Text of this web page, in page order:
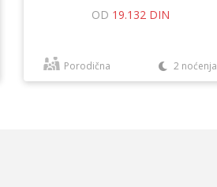
OD 19.132 DIN
Porodična 2 noćenja